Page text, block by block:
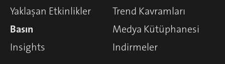
Yaklaşan Etkinlikler
Basın
Insights
Trend Kavramları
Medya Kütüphanesi
Indirmeler